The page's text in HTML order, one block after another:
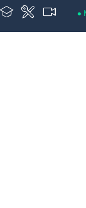
•